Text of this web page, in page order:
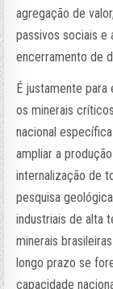
agregação de
passivos sociais e
encerramento de
É justamente
os minerais
nacional
ampliar a
internalização de
pesquisa
industriais de alta
minerais
longo prazo se
capacidade